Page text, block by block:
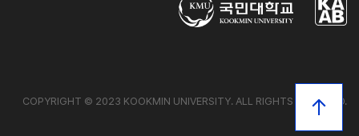
COPYRIGHT © 2023 KOOKMIN UNIVERSITY. ALL RIGHTS RESERVED.